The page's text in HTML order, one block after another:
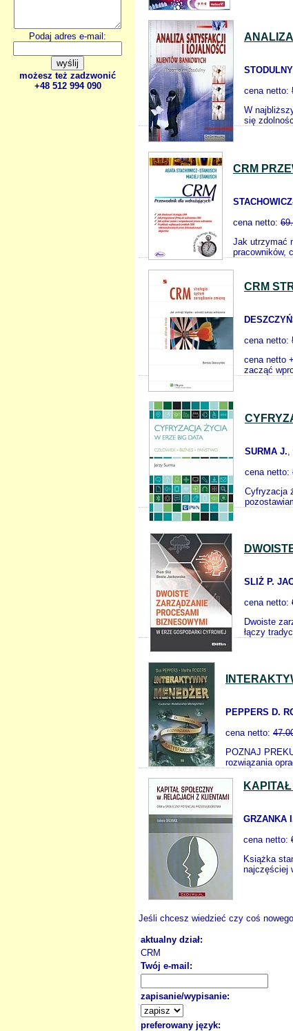
Podaj adres e-mail:
możesz też zadzwonić
+48 512 994 090
cena netto:
W
się
CRM
cena netto:
Jak utrzymać
pracowników,
CRM
cena netto:
cena netto
zacząć
SURMA J.,
cena netto:
Cyfryzacja
SLIŻ P.
cena netto:
Dwoiste
łączy
PEPPERS D.
cena netto:
POZNAJ
rozwiązania
GRZANKA
cena netto:
Książka
najczęściej
Jeśli chcesz wiedzieć czy coś
aktualny dział:
CRM
Twój e-mail:
zapisanie/wypisanie:
preferowany język: